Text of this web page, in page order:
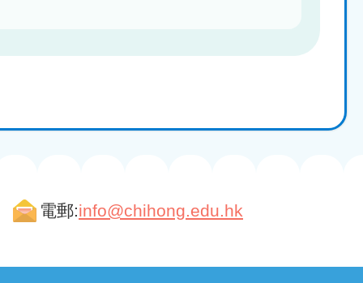
電郵:info@chihong.edu.hk